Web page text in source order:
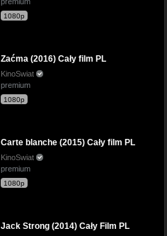
1080p
Zaćma (2016) Cały film PL
KinoSwiat
premium
1080p
Carte blanche (2015) Cały film PL
KinoSwiat
premium
1080p
Jack Strong (2014) Cały Film PL